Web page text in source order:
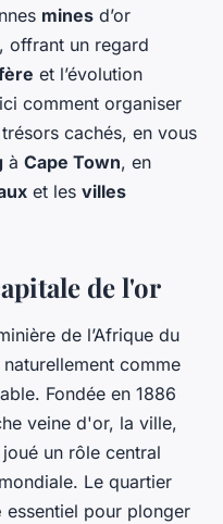
mines d’or
offrant un regard
et l’évolution
comment organiser
cachés, en vous
à Cape Town, en
et les villes
de l'or
de l’Afrique du
comme
Fondée en 1886
veine d'or, la ville,
un rôle central
mondiale. Le quartier
essentiel pour plonger